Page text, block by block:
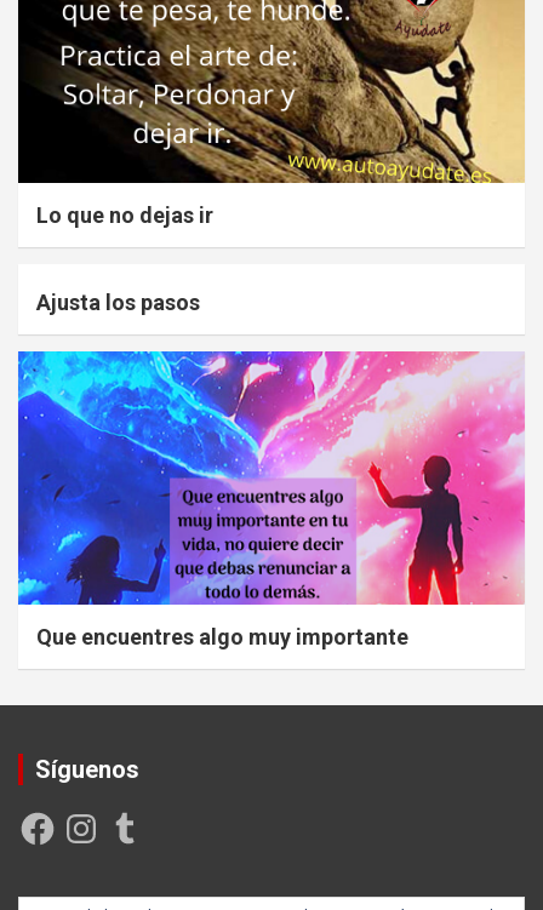
Lo que no dejas ir
Ajusta los pasos
Que encuentres algo muy importante
Síguenos
FacebookInstagramTumblr